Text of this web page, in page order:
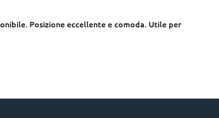
Posizione eccellente e comoda. Utile per